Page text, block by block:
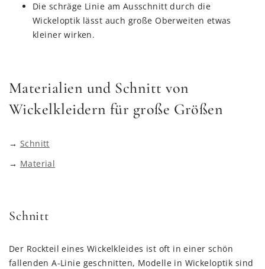
Die schräge Linie am Ausschnitt durch die
Wickeloptik lässt auch große Oberweiten etwas
kleiner wirken.
Materialien und Schnitt von
Wickelkleidern für große Größen
→ Schnitt
→ Material
Schnitt
Der Rockteil eines Wickelkleides ist oft in einer schön
fallenden A-Linie geschnitten, Modelle in Wickeloptik sind